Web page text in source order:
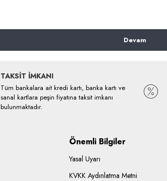
Devam
TAKSİT İMKANI
Tüm bankalara ait kredi kartı, banka kartı ve
sanal kartlara peşin fiyatına taksit imkanı
bulunmaktadır.
Önemli Bilgiler
Yasal Uyarı
KVKK Aydınlatma Metni